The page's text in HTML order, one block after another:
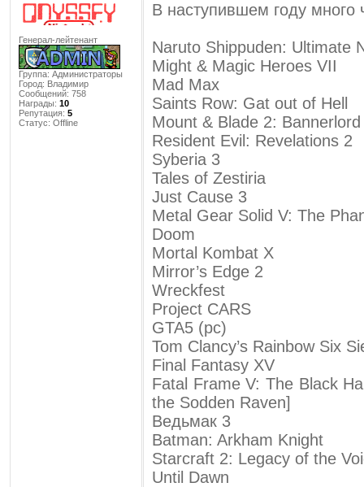
Генерал-лейтенант
Группа: Администраторы
Город: Владимир
Сообщений: 758
Награды: 10
Репутация: 5
Статус: Offline
В наступившем году много
Naruto Shippuden: Ultimate
Might & Magic Heroes VII
Mad Max
Saints Row: Gat out of Hell
Mount & Blade 2: Bannerlord
Resident Evil: Revelations 2
Syberia 3
Tales of Zestiria
Just Cause 3
Metal Gear Solid V: The
Doom
Mortal Kombat X
Mirror’s Edge 2
Wreckfest
Project CARS
GTA5 (pc)
Tom Clancy’s Rainbow Six
Final Fantasy XV
Fatal Frame V: The Black
the Sodden Raven]
Ведьмак 3
Batman: Arkham Knight
Starcraft 2: Legacy of the
Until Dawn